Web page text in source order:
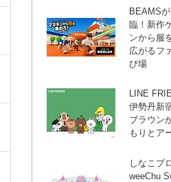
BEAMS
臨！新作
ンから服
広がるフ
び場
LINE
伊勢丹新
ブラウン
もりとア
しなこプ
weeChu